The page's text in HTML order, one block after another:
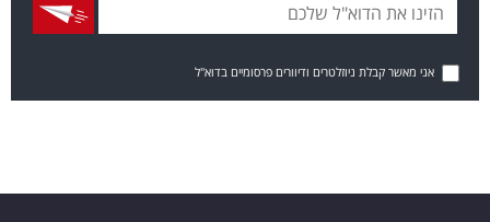
אני מאשר קבלת ניוזלטרים ודיוורים פרסומיים בדוא"ל